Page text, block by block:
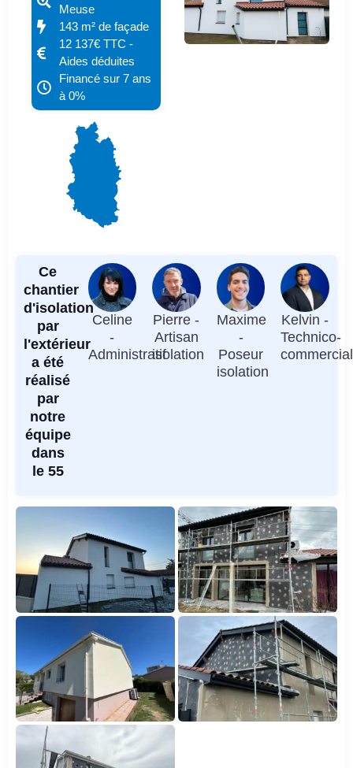
Meuse
143 m² de façade
12 137€ TTC -
Aides déduites
Financé sur 7 ans
à 0%
Ce
chantier
d'isolation
par
l'extérieur
a été
réalisé
par
notre
équipe
dans
le 55
Celine
-
Administratif
Pierre -
Artisan
isolation
Maxime
-
Poseur
isolation
Kelvin -
Technico-
commercial